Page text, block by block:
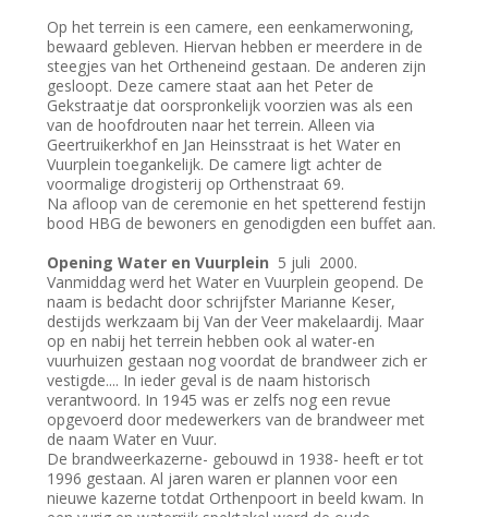
Op het terrein is een camere, een eenkamerwoning,
bewaard gebleven. Hiervan hebben er meerdere in de
steegjes van het Ortheneind gestaan. De anderen zijn
gesloopt. Deze camere staat aan het Peter de
Gekstraatje dat oorspronkelijk voorzien was als een
van de hoofdrouten naar het terrein. Alleen via
Geertruikerkhof en Jan Heinsstraat is het Water en
Vuurplein toegankelijk. De camere ligt achter de
voormalige drogisterij op Orthenstraat 69.
Na afloop van de ceremonie en het spetterend festijn
bood HBG de bewoners en genodigden een buffet aan.
Opening Water en Vuurplein 5 juli 2000.
Vanmiddag werd het Water en Vuurplein geopend. De
naam is bedacht door schrijfster Marianne Keser,
destijds werkzaam bij Van der Veer makelaardij. Maar
op en nabij het terrein hebben ook al water-en
vuurhuizen gestaan nog voordat de brandweer zich er
vestigde.... In ieder geval is de naam historisch
verantwoord. In 1945 was er zelfs nog een revue
opgevoerd door medewerkers van de brandweer met
de naam Water en Vuur.
De brandweerkazerne- gebouwd in 1938- heeft er tot
1996 gestaan. Al jaren waren er plannen voor een
nieuwe kazerne totdat Orthenpoort in beeld kwam. In